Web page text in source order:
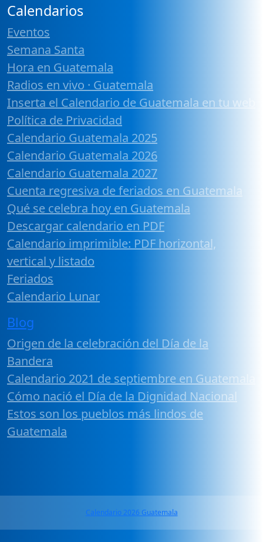
Calendarios
Eventos
Semana Santa
Hora en Guatemala
Radios en vivo · Guatemala
Inserta el Calendario de Guatemala en tu web
Política de Privacidad
Calendario Guatemala 2025
Calendario Guatemala 2026
Calendario Guatemala 2027
Cuenta regresiva de feriados en Guatemala
Qué se celebra hoy en Guatemala
Descargar calendario en PDF
Calendario imprimible: PDF horizontal,
vertical y listado
Feriados
Calendario Lunar
Blog
Origen de la celebración del Día de la
Bandera
Calendario 2021 de septiembre en Guatemala
Cómo nació el Día de la Dignidad Nacional
Estos son los pueblos más lindos de
Guatemala
Calendario 2026 Guatemala